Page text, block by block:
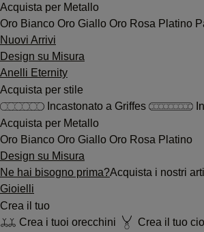
Acquista per Metallo
Oro Bianco Oro Giallo Oro Rosa Platino
Nuovi Arrivi
Design su Misura
Anelli Eternity
Acquista per stile
Incastonato a Griffes
Acquista per Metallo
Oro Bianco Oro Giallo Oro Rosa Platino
Design su Misura
Ne hai bisogno prima?Acquista i nostri
Gioielli
Crea il tuo
Crea i tuoi orecchini
Crea il tuo